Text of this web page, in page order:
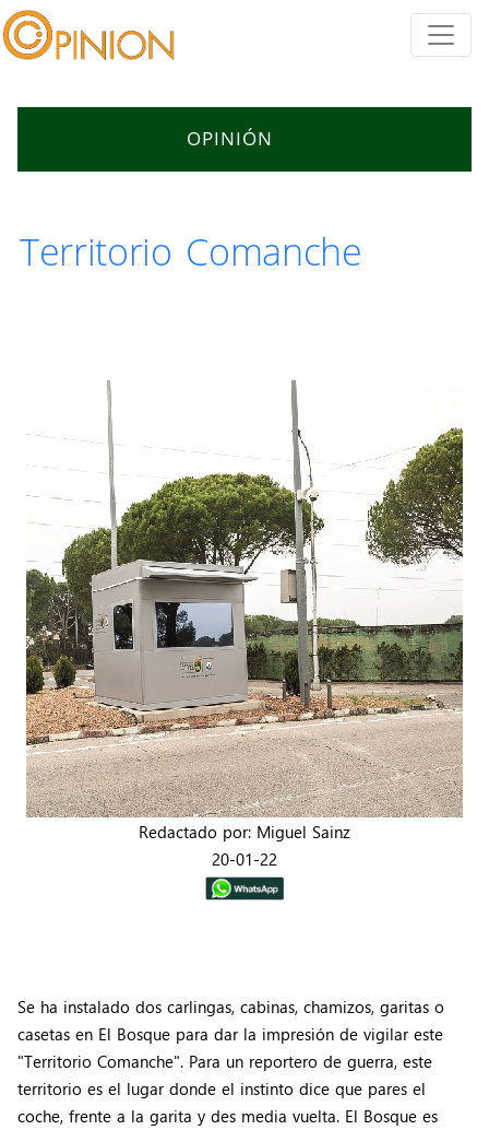
OPINIÓN
Territorio Comanche
Redactado por: Miguel Sainz
20-01-22
Se ha instalado dos carlingas, cabinas, chamizos, garitas o
casetas en El Bosque para dar la impresión de vigilar este
"Territorio Comanche". Para un reportero de guerra, este
territorio es el lugar donde el instinto dice que pares el
coche, frente a la garita y des media vuelta. El Bosque es